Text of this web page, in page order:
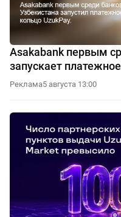
Asakabank первым
запускает
Реклама5 августа 13:00